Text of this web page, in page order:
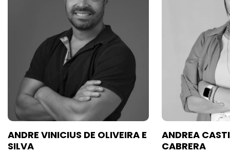
ANDRE VINICIUS DE OLIVEIRA E
SILVA
ANDREA
CABRERA